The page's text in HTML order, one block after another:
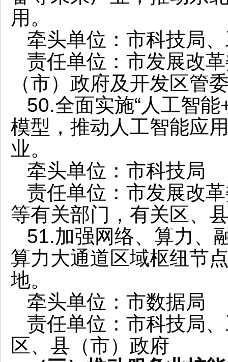
用。
牵头单位：市科技局
责任单位：市发展改
（市）政府及开发区管
50.全面实施“人工智
模型，推动人工智能应
业。
牵头单位：市科技局
责任单位：市发展改
等有关部门，有关区、
51.加强网络、算力、
算力大通道区域枢纽节
地。
牵头单位：市数据局
责任单位：市科技局
区、县（市）政府